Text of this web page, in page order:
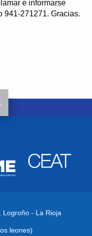
e informarse
941-271271. Gracias.
Logroño - La Rioja
leones)